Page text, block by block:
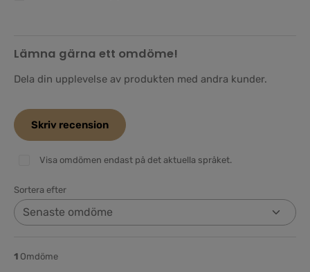
Lämna gärna ett omdöme!
Dela din upplevelse av produkten med andra kunder.
Skriv recension
Visa omdömen endast på det aktuella språket.
Sortera efter
1 Omdöme